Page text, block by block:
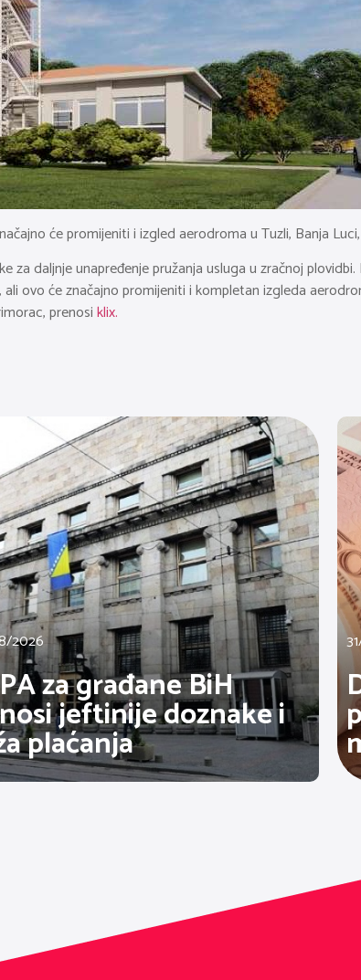
će promijeniti i izgled aerodroma u Tuzli, Banja
daljnje unapređenje pružanja usluga u zračnoj
ovo će značajno promijeniti i kompletan izgleda
prenosiklix.
2026
za građane BiH
jeftinije doznake i
plaćanja